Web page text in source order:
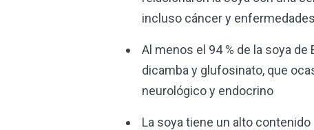
incluso cáncer y
Al menos el 94 % de la soya
dicamba y glufosinato, que
neurológico y endocrino
La soya tiene un alto